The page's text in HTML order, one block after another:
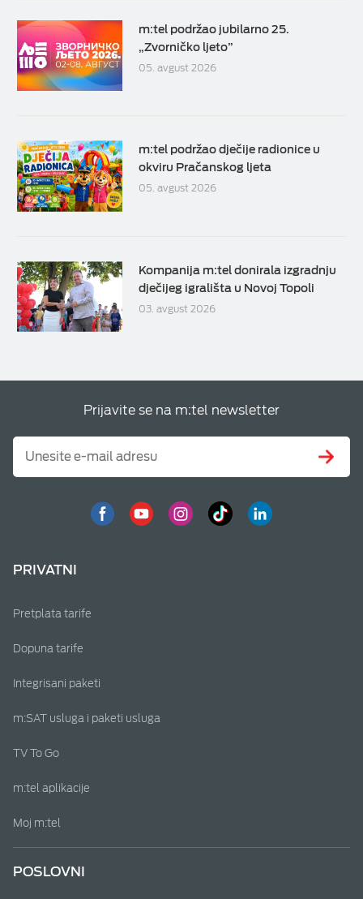
m:tel podržao jubilarno 25.
„Zvorničko ljeto”
05. avgust 2026
m:tel podržao dječije radionice u
okviru Pračanskog ljeta
05. avgust 2026
Kompanija m:tel donirala izgradnju
dječijeg igrališta u Novoj Topoli
03. avgust 2026
Prijavite se na m:tel newsletter
PRIVATNI
Pretplata tarife
Dopuna tarife
Integrisani paketi
m:SAT usluga i paketi usluga
TV To Go
m:tel aplikacije
Moj m:tel
POSLOVNI